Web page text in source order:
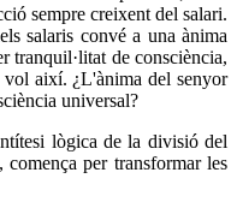
sempre creixent del salari.
salaris convé a una ànima
tranquil·litat de consciència,
així. ¿L'ànima del senyor
universal?
lògica de la divisió del
per transformar les